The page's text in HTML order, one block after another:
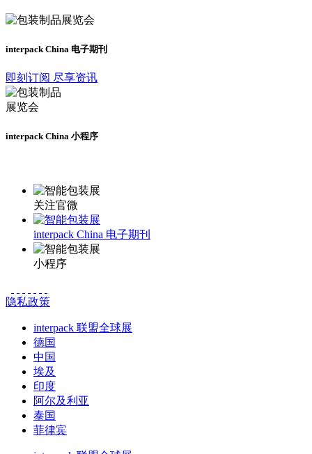
interpack China 电子期刊
即刻订阅 尽享资讯
interpack China 小程序
关注官微
interpack China 电子期刊
小程序
隐私政策
interpack 联盟全球展
德国
中国
埃及
印度
阿尔及利亚
泰国
菲律宾